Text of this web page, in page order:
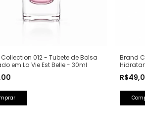
012 - Tubete de Bolsa
em La Vie Est Belle - 30ml
Brand